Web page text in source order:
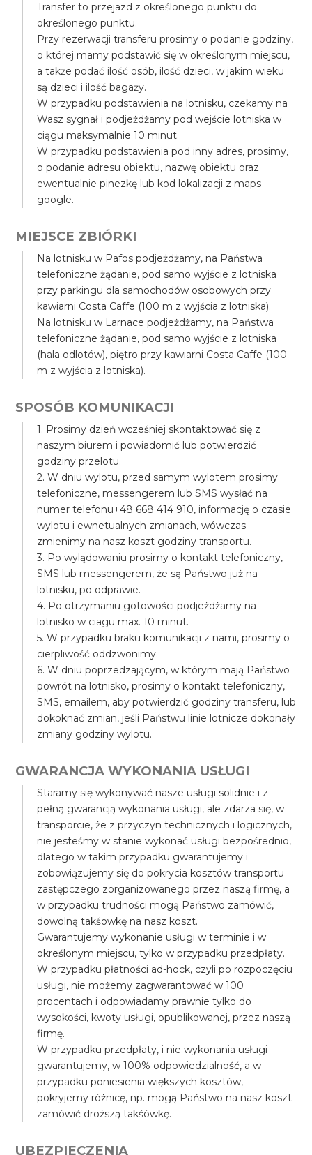
Transfer to przejazd z określonego punktu do
określonego punktu.
Przy rezerwacji transferu prosimy o podanie godziny,
o której mamy podstawić się w określonym miejscu,
a także podać ilość osób, ilość dzieci, w jakim wieku
są dzieci i ilość bagaży.
W przypadku podstawienia na lotnisku, czekamy na
Wasz sygnał i podjeżdżamy pod wejście lotniska w
ciągu maksymalnie 10 minut.
W przypadku podstawienia pod inny adres, prosimy,
o podanie adresu obiektu, nazwę obiektu oraz
ewentualnie pinezkę lub kod lokalizacji z maps
google.
MIEJSCE ZBIÓRKI
Na lotnisku w Pafos podjeżdżamy, na Państwa
telefoniczne żądanie, pod samo wyjście z lotniska
przy parkingu dla samochodów osobowych przy
kawiarni Costa Caffe (100 m z wyjścia z lotniska).
Na lotnisku w Larnace podjeżdżamy, na Państwa
telefoniczne żądanie, pod samo wyjście z lotniska
(hala odlotów), piętro przy kawiarni Costa Caffe (100
m z wyjścia z lotniska).
SPOSÓB KOMUNIKACJI
1. Prosimy dzień wcześniej skontaktować się z
naszym biurem i powiadomić lub potwierdzić
godziny przelotu.
2. W dniu wylotu, przed samym wylotem prosimy
telefoniczne, messengerem lub SMS wysłać na
numer telefonu+48 668 414 910, informację o czasie
wylotu i ewnetualnych zmianach, wówczas
zmienimy na nasz koszt godziny transportu.
3. Po wylądowaniu prosimy o kontakt telefoniczny,
SMS lub messengerem, że są Państwo już na
lotnisku, po odprawie.
4. Po otrzymaniu gotowości podjeżdżamy na
lotnisko w ciagu max. 10 minut.
5. W przypadku braku komunikacji z nami, prosimy o
cierpliwość oddzwonimy.
6. W dniu poprzedzającym, w którym mają Państwo
powrót na lotnisko, prosimy o kontakt telefoniczny,
SMS, emailem, aby potwierdzić godziny transferu, lub
dokoknać zmian, jeśli Państwu linie lotnicze dokonały
zmiany godziny wylotu.
GWARANCJA WYKONANIA USŁUGI
Staramy się wykonywać nasze usługi solidnie i z
pełną gwarancją wykonania usługi, ale zdarza się, w
transporcie, że z przyczyn technicznych i logicznych,
nie jesteśmy w stanie wykonać usługi bezpośrednio,
dlatego w takim przypadku gwarantujemy i
zobowiązujemy się do pokrycia kosztów transportu
zastępczego zorganizowanego przez naszą firmę, a
w przypadku trudności mogą Państwo zamówić,
dowolną takśowkę na nasz koszt.
Gwarantujemy wykonanie usługi w terminie i w
określonym miejscu, tylko w przypadku przedpłaty.
W przypadku płatności ad-hock, czyli po rozpoczęciu
usługi, nie możemy zagwarantować w 100
procentach i odpowiadamy prawnie tylko do
wysokości, kwoty usługi, opublikowanej, przez naszą
firmę.
W przypadku przedpłaty, i nie wykonania usługi
gwarantujemy, w 100% odpowiedzialność, a w
przypadku poniesienia większych kosztów,
pokryjemy różnicę, np. mogą Państwo na nasz koszt
zamówić droższą takśówkę.
UBEZPIECZENIA